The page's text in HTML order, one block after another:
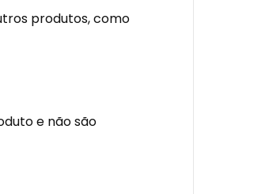
produtos, como
e não são